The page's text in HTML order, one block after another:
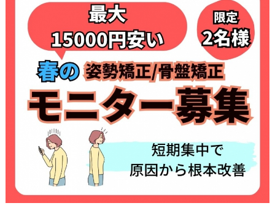
オンライン問診
ストレッチ整体
体幹トレーニング
骨盤矯正・姿勢矯正
産後の骨盤矯正
美容整体
アスリートスリープコーチ